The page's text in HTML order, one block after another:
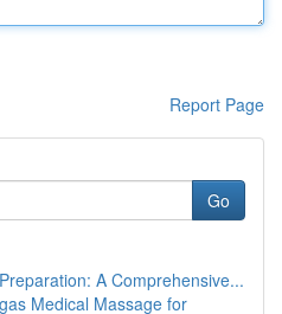
Report Page
Go
A Comprehensive...
Medical Massage for